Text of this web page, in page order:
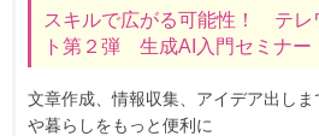
スキルで広がる可能性！ テレ
ト第２弾 生成AI入門セミナー
文章作成、情報収集、アイデア出し
や暮らしをもっと便利に